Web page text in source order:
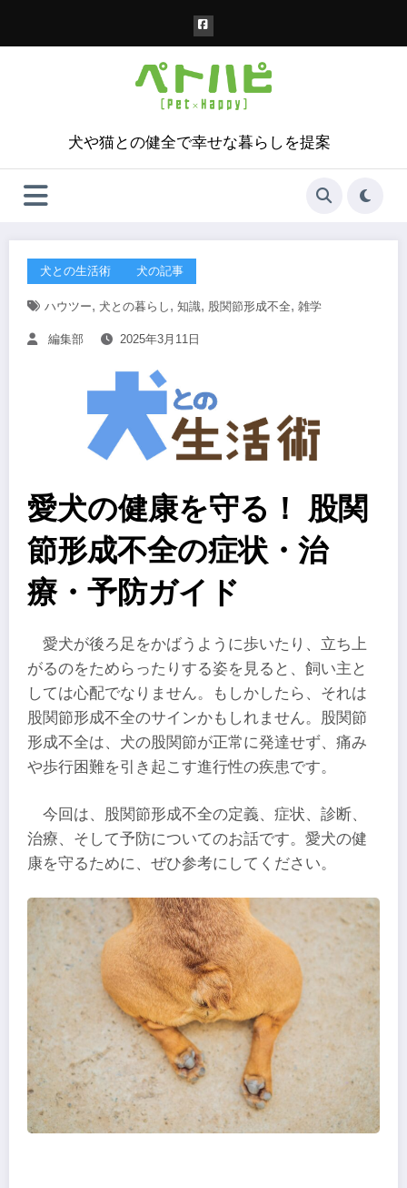
犬や猫との健全で幸せな暮らしを提案
犬との生活術 犬の記事
ハウツー, 犬との暮らし , 知識, 股関節形成不全, 雑学
編集部 2025年3月11日
愛犬の健康を守る！ 股関
節形成不全の症状・治
療・予防ガイド
愛犬が後ろ足をかばうように歩いたり、立ち上
がるのをためらったりする姿を見ると、飼い主と
しては心配でなりません。もしかしたら、それは
股関節形成不全のサインかもしれません。股関節
形成不全は、犬の股関節が正常に発達せず、痛み
や歩行困難を引き起こす進行性の疾患です。
今回は、股関節形成不全の定義、症状、診断、
治療、そして予防についてのお話です。愛犬の健
康を守るために、ぜひ参考にしてください。